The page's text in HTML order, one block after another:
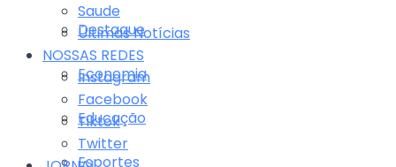
Destaque
Economia
Educação
Esportes
Saude
Últimas Notícias
NOSSAS REDES
Instagram
Facebook
Tiktok
Twitter